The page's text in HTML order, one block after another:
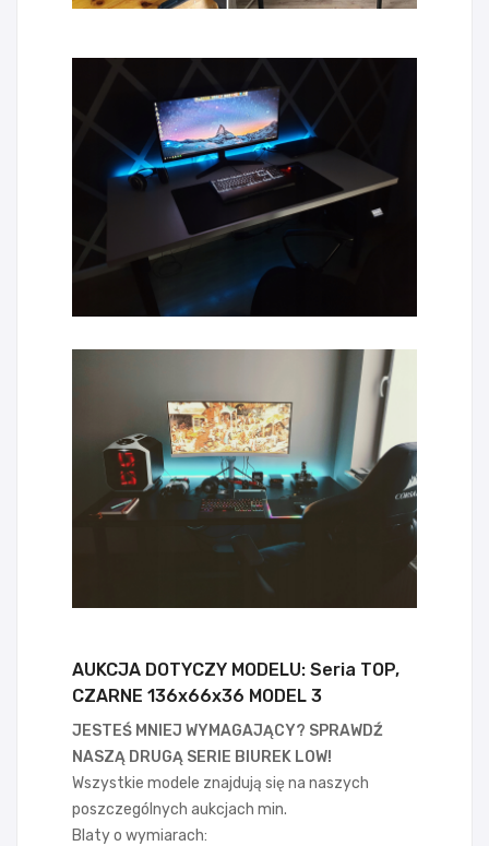
AUKCJA DOTYCZY MODELU: Seria TOP,
CZARNE 136x66x36 MODEL 3
JESTEŚ MNIEJ WYMAGAJĄCY? SPRAWDŹ
NASZĄ DRUGĄ SERIE BIUREK LOW!
Wszystkie modele znajdują się na naszych
poszczególnych aukcjach min.
Blaty o wymiarach: